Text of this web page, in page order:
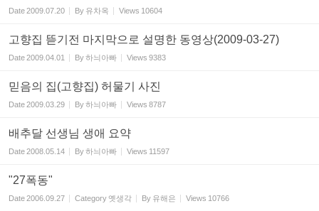
Date2009.07.20 By 유차옥 Views 10604
고향집 뜯기전 마지막으로 설명한 동영상(2009-03-27)
Date2009.04.01 By하늬아빠 Views 9383
믿음의 집(고향집) 허물기 사진
Date2009.03.29 By하늬아빠 Views 8787
배추달 선생님 생애 요약
Date2008.05.14 By하늬아빠 Views 11597
"27폭동"
Date2006.09.27 Category옛생각 By 유해은 Views 10766